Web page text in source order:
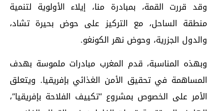
وقد قررت القمة، بمبادرة منا، إيلاء الأولوية لتنمية
منطقة الساحل، مع التركيز على حوض بحيرة تشاد،
والدول الجزرية، وحوض نهر الكونغو.
وبهذه المناسبة، قدم المغرب مبادرات ملموسة بهدف
المساهمة في تحقيق الأمن الغذائي بإفريقيا. ويتعلق
الأمر على الخصوص بمشروع “تكييف الفلاحة بإفريقيا”،